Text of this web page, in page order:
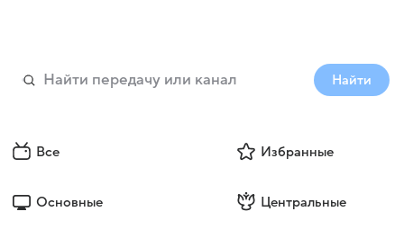
Найти
Все Избранные
Основные Центральные